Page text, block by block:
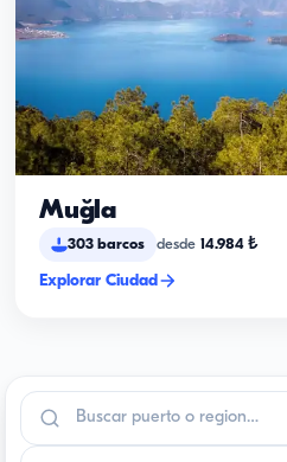
Muğla
303 barcos desde 14.984 ₺
Explorar Ciudad